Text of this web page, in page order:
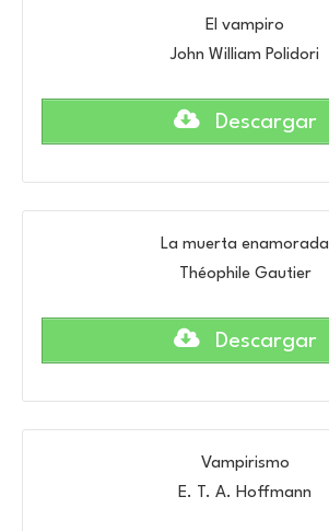
El vampiro
John William Polidori
Descargar
La muerta enamorada
Théophile Gautier
Descargar
Vampirismo
E. T. A. Hoffmann